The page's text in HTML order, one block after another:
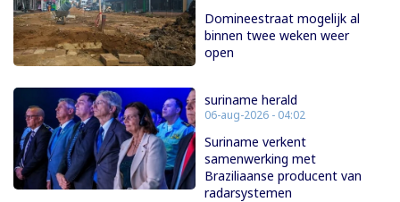
Domineestraat mogelijk al
binnen twee weken weer
open
suriname herald
06-aug-2026 - 04:02
Suriname verkent
samenwerking met
Braziliaanse producent van
radarsystemen